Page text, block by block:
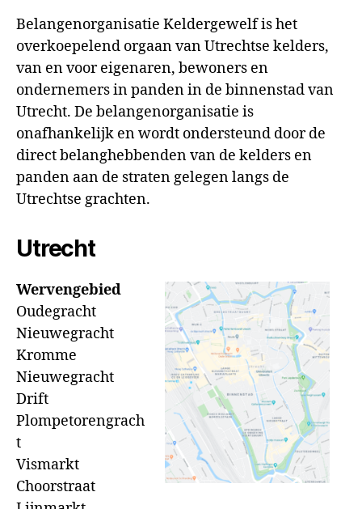
Belangenorganisatie Keldergewelf is het
overkoepelend orgaan van Utrechtse kelders,
van en voor eigenaren, bewoners en
ondernemers in panden in de binnenstad van
Utrecht. De belangenorganisatie is
onafhankelijk en wordt ondersteund door de
direct belanghebbenden van de kelders en
panden aan de straten gelegen langs de
Utrechtse grachten.
Utrecht
Wervengebied
Oudegracht
Nieuwegracht
Kromme
Nieuwegracht
Drift
Plompetorengrach
t
Vismarkt
Choorstraat